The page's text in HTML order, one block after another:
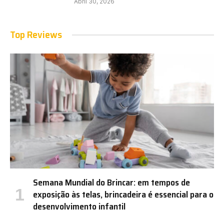
Top Reviews
Semana Mundial do Brincar: em tempos de
exposição às telas, brincadeira é essencial para o
desenvolvimento infantil